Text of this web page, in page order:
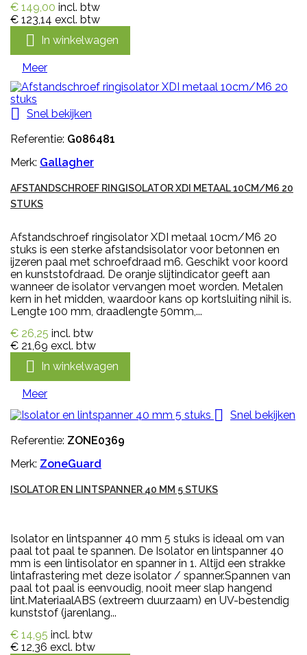
€ 149,00 incl. btw
€ 123,14 excl. btw
 In winkelwagen
Meer

Snel bekijken
Referentie: G086481
Merk: Gallagher
AFSTANDSCHROEF RINGISOLATOR XDI METAAL 10CM/M6 20
STUKS
Afstandschroef ringisolator XDI metaal 10cm/M6 20
stuks is een sterke afstandsisolator voor betonnen en
ijzeren paal met schroefdraad m6. Geschikt voor koord
en kunststofdraad. De oranje slijtindicator geeft aan
wanneer de isolator vervangen moet worden. Metalen
kern in het midden, waardoor kans op kortsluiting nihil is.
Lengte 100 mm, draadlengte 50mm,...
€ 26,25 incl. btw
€ 21,69 excl. btw
 In winkelwagen
Meer

Snel bekijken
Referentie: ZONE0369
Merk: ZoneGuard
ISOLATOR EN LINTSPANNER 40 MM 5 STUKS
Isolator en lintspanner 40 mm 5 stuks is ideaal om van
paal tot paal te spannen. De Isolator en lintspanner 40
mm is een lintisolator en spanner in 1. Altijd een strakke
lintafrastering met deze isolator / spanner.Spannen van
paal tot paal is eenvoudig, nooit meer slap hangend
lint.MateriaalABS (extreem duurzaam) en UV-bestendig
kunststof (jarenlang...
€ 14,95 incl. btw
€ 12,36 excl. btw